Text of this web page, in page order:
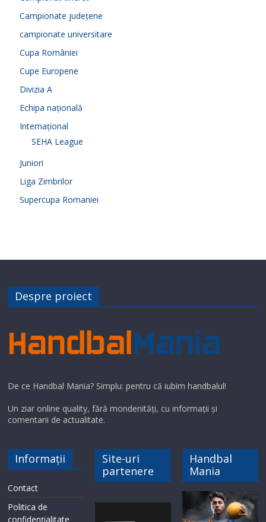
Campionate județene
campionate universitare
Cupa României
Cupe Europene
Divizia A
Echipa națională
Internațional
SEHA League
Juniori
Liga Zimbrilor
Supercupa Romaniei
Despre proiect
De ce Handbal Mania? Simplu: pentru că iubim handbalul!
Un ziar online quality, fără mondenități, cu informații și
comentarii de actualitate.
Informații
Contact
Politica de
confidențialitate
Site-uri
partenere
Handbal
Mania